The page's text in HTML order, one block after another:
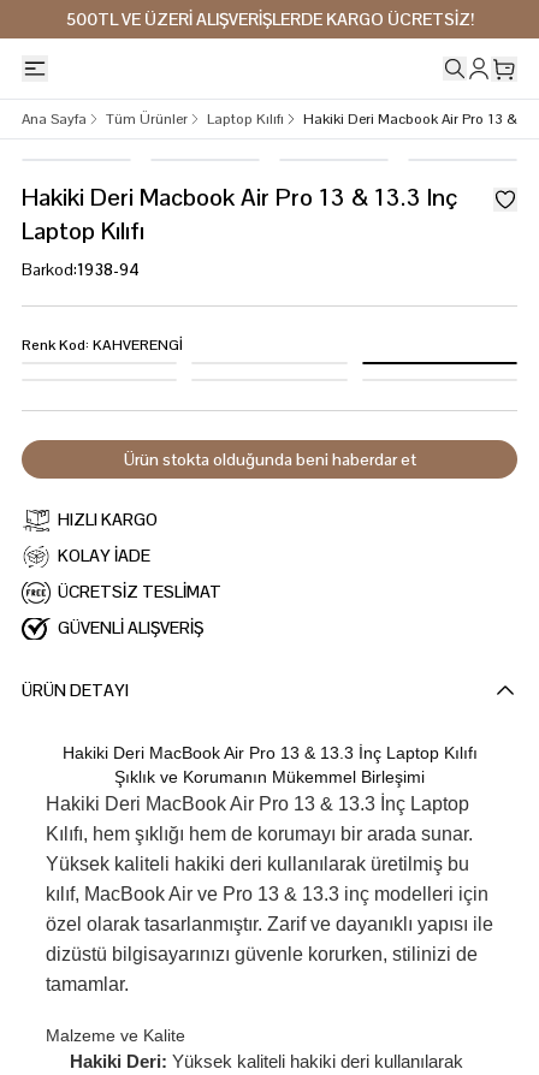
500TL VE ÜZERİ ALIŞVERİŞLERDE KARGO ÜCRETSİZ!
Ana Sayfa Tüm Ürünler Laptop Kılıfı Hakiki Deri Macbook Air Pro 13 &
Hakiki Deri Macbook Air Pro 13 & 13.3 Inç
Laptop Kılıfı
Barkod:1938-94
Renk Kod: KAHVERENGİ
Ürün stokta olduğunda beni haberdar et
HIZLI KARGO
KOLAY İADE
ÜCRETSİZ TESLİMAT
GÜVENLİ ALIŞVERİŞ
ÜRÜN DETAYI
Hakiki Deri MacBook Air Pro 13 & 13.3 İnç Laptop Kılıfı
Şıklık ve Korumanın Mükemmel Birleşimi
Hakiki Deri MacBook Air Pro 13 & 13.3 İnç Laptop
Kılıfı, hem şıklığı hem de korumayı bir arada sunar.
Yüksek kaliteli hakiki deri kullanılarak üretilmiş bu
kılıf, MacBook Air ve Pro 13 & 13.3 inç modelleri için
özel olarak tasarlanmıştır. Zarif ve dayanıklı yapısı ile
dizüstü bilgisayarınızı güvenle korurken, stilinizi de
tamamlar.
Malzeme ve Kalite
Hakiki Deri: Yüksek kaliteli hakiki deri kullanılarak